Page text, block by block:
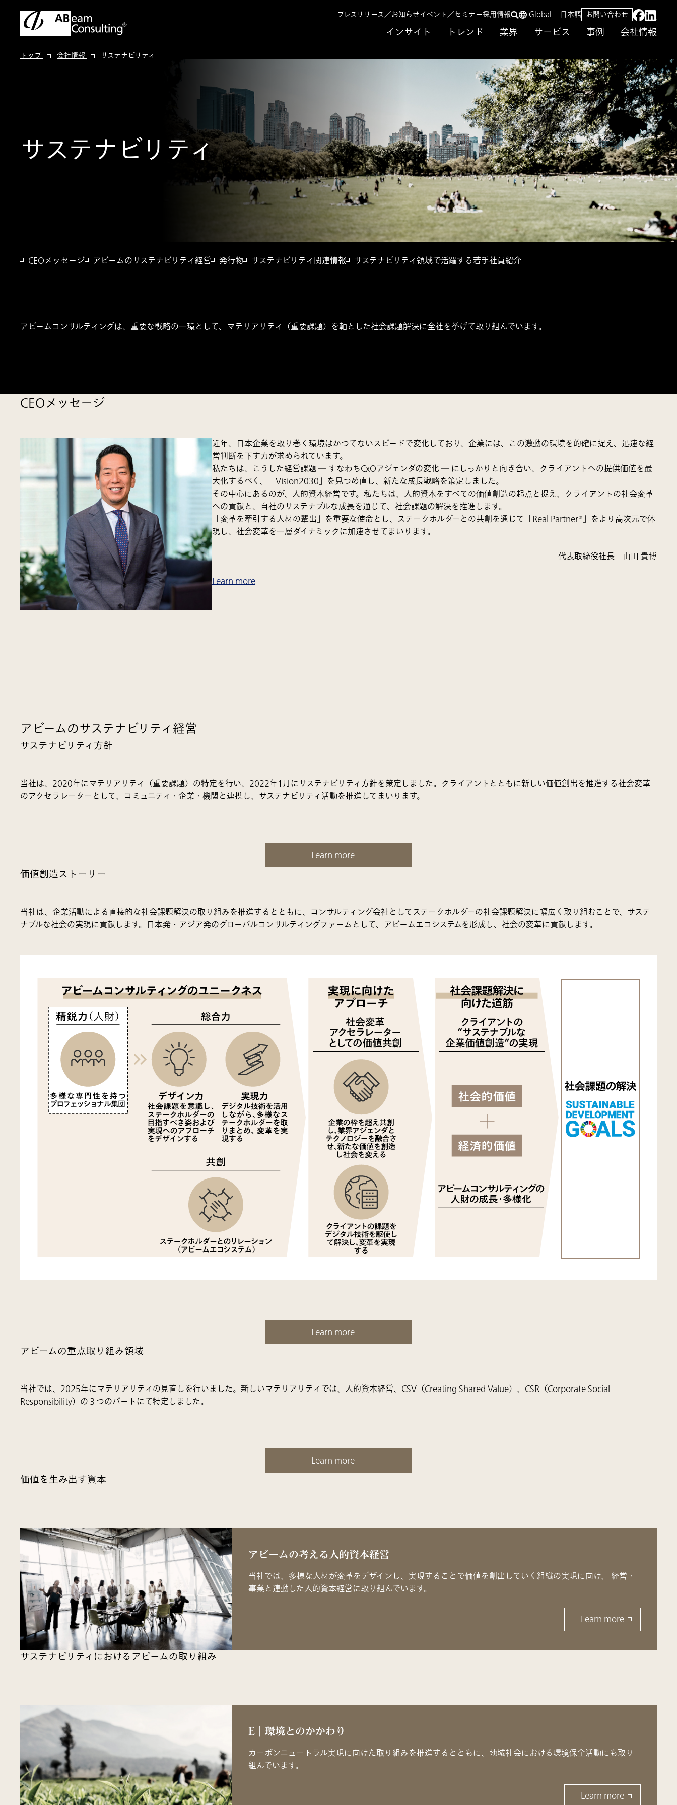
インサイト トレンド 業界 サービス 事例 会社情報
プレスリリース／お知らせイベント／セミナー採用情報 Global 日本語 お問い合わせ
トップ 会社情報 サステナビリティ
サステナビリティ
CEOメッセージ アビームのサステナビリティ経営 発行物 サステナビリティ関連情報 サステナビリティ領域で活躍する若手社員紹介
アビームコンサルティングは、重要な戦略の一環として、マテリアリティ（重要課題）を軸とした社会課題解決に全社を挙げて取り組んでいます。
CEOメッセージ
近年、日本企業を取り巻く環境はかつてないスピードで変化しており、企業には、この激動の環境を的確に捉え、迅速な経
営判断を下す力が求められています。
私たちは、こうした経営課題 ― すなわちCxOアジェンダの変化 ― にしっかりと向き合い、クライアントへの提供価値を最
大化するべく、「Vision2030」を見つめ直し、新たな成長戦略を策定しました。
その中心にあるのが、人的資本経営です。私たちは、人的資本をすべての価値創造の起点と捉え、クライアントの社会変革
への貢献と、自社のサステナブルな成長を通じて、社会課題の解決を推進します。
「変革を牽引する人材の輩出」を重要な使命とし、ステークホルダーとの共創を通じて「Real Partner®」をより高次元で体
現し、社会変革を一層ダイナミックに加速させてまいります。
代表取締役社長 山田 貴博
Learn more
アビームのサステナビリティ経営
サステナビリティ方針
当社は、2020年にマテリアリティ（重要課題）の特定を行い、2022年1月にサステナビリティ方針を策定しました。クライアントとともに新しい価値創出を推進する社会変革
のアクセラレーターとして、コミュニティ・企業・機関と連携し、サステナビリティ活動を推進してまいります。
Learn more
価値創造ストーリー
当社は、企業活動による直接的な社会課題解決の取り組みを推進するとともに、コンサルティング会社としてステークホルダーの社会課題解決に幅広く取り組むことで、サステ
ナブルな社会の実現に貢献します。 日本発・アジア発のグローバルコンサルティングファームとして、アビームエコシステムを形成し、社会の変革に貢献します。
Learn more
アビームの重点取り組み領域
当社では、2025年にマテリアリティの見直しを行いました。新しいマテリアリティでは、人的資本経営、CSV（Creating Shared Value）、CSR（Corporate Social
Responsibility）の３つのパートにて特定しました。
Learn more
価値を生み出す資本
アビームの考える人的資本経営
当社では、多様な人材が変革をデザインし、実現することで価値を創出していく組織の実現に向け、 経営・
事業と連動した人的資本経営に取り組んでいます。
Learn more
サステナビリティにおけるアビームの取り組み
E｜環境とのかかわり
カーボンニュートラル実現に向けた取り組みを推進するとともに、地域社会における環境保全活動にも取り
組んでいます。
Learn more